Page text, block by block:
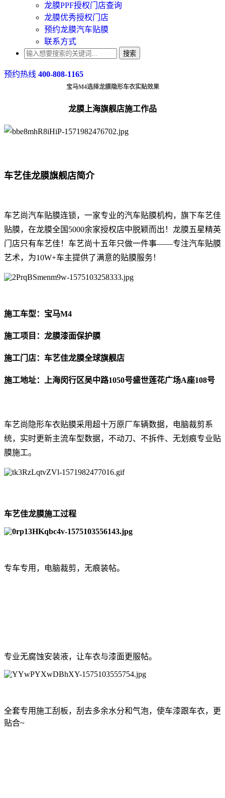
龙膜PPF授权门店查询
龙膜优秀授权门店
预约龙膜汽车贴膜
联系方式
搜索
预约热线 400-808-1165
宝马M4选择龙膜隐形车衣实贴效果
龙膜上海旗舰店施工作品
车艺佳龙膜旗舰店简介
车艺尚汽车贴膜连锁，一家专业的汽车贴膜机构，旗下车艺佳
贴膜，在龙膜全国5000余家授权店中脱颖而出！龙膜五星精英
门店只有车艺佳！车艺尚十五年只做一件事——专注汽车贴膜
艺术，为10W+车主提供了满意的贴膜服务！
施工车型：宝马M4
施工项目：龙膜漆面保护膜
施工门店：车艺佳龙膜全球旗舰店
施工地址：上海闵行区吴中路1050号盛世莲花广场A座108号
车艺尚隐形车衣贴膜采用超十万原厂车辆数据，电脑裁剪系
统，实时更新主流车型数据，不动刀、不拆件、无划痕专业贴
膜施工。
车艺佳龙膜施工过程
专车专用，电脑裁剪，无痕装帖。
专业无腐蚀安装液，让车衣与漆面更服帖。
全套专用施工刮板，刮去多余水分和气泡，使车漆跟车衣，更
贴合~